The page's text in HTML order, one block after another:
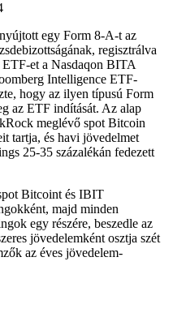
egy Form 8-A-t az
regisztrálva
et a Nasdaqon BITA
Intelligence ETF-
hogy az ilyen típusú Form
az ETF indítását. Az alap
meglévő spot Bitcoin
tartja, és havi jövedelmet
25-35 százalékán fedezett
Bitcoint és IBIT
majd minden
egy részére, beszedle az
jövedelemként osztja szét
az éves jövedelem-